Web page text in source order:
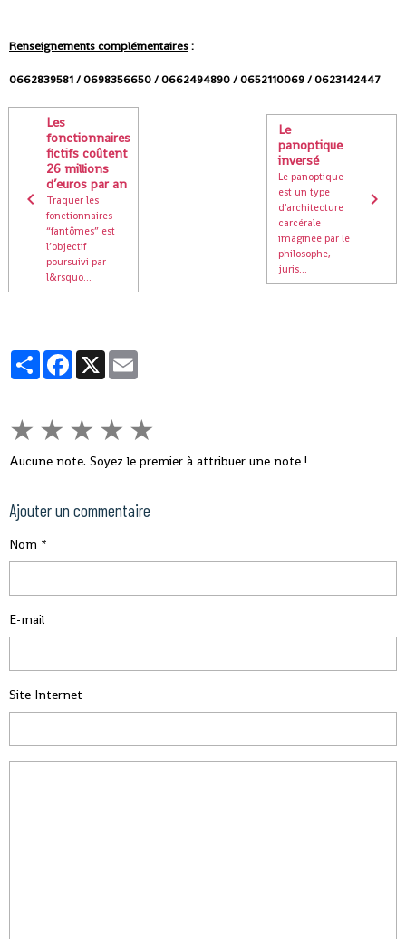
Renseignements complémentaires:
0662839581 / 0698356650 / 0662494890 / 0652110069 / 0623142447
Les
fonctionnaires
fictifs coûtent
26 millions
d’euros par an
Traquer les
fonctionnaires
“fantômes” est
l’objectif
poursuivi par
l&rsquo...
Le
panoptique
inversé
Le panoptique
est un type
d'architecture
carcérale
imaginée par le
philosophe,
juris...
PartagerFacebook
X
★ ★ ★ ★ ★
Aucune note. Soyez le premier à attribuer une note !
Ajouter un commentaire
Nom
E-mail
Site Internet